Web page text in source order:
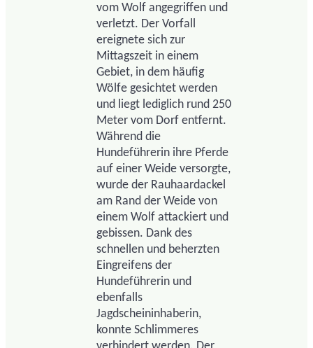
vom Wolf angegriffen und
verletzt. Der Vorfall
ereignete sich zur
Mittagszeit in einem
Gebiet, in dem häufig
Wölfe gesichtet werden
und liegt lediglich rund 250
Meter vom Dorf entfernt.
Während die
Hundeführerin ihre Pferde
auf einer Weide versorgte,
wurde der Rauhaardackel
am Rand der Weide von
einem Wolf attackiert und
gebissen. Dank des
schnellen und beherzten
Eingreifens der
Hundeführerin und
ebenfalls
Jagdscheininhaberin,
konnte Schlimmeres